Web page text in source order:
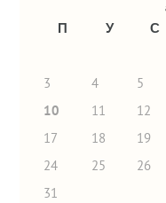
П У С
3
4 5
10
11 12
17
18 19
24
25 26
31